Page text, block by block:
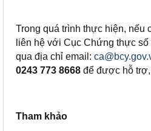
Trong quá trình thực hiện, nếu
liên hệ với Cục Chứng thực số
qua địa chỉ email:
0243 773 8668 để được hỗ
Tham khảo